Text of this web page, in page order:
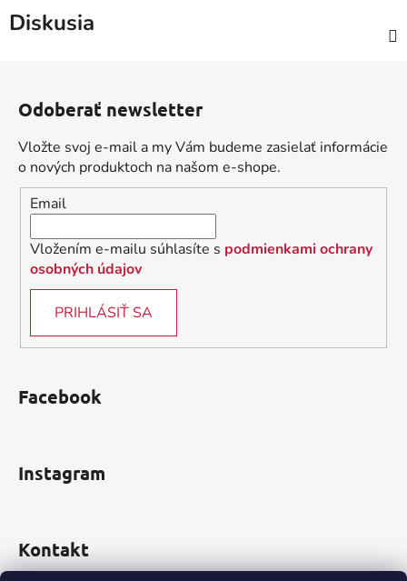
Diskusia
Odoberať newsletter
Vložte svoj e-mail a my Vám budeme zasielať informácie
o nových produktoch na našom e-shope.
Email
Vložením e-mailu súhlasíte s podmienkami ochrany
osobných údajov
PRIHLÁSIŤ SA
Facebook
Instagram
Kontakt